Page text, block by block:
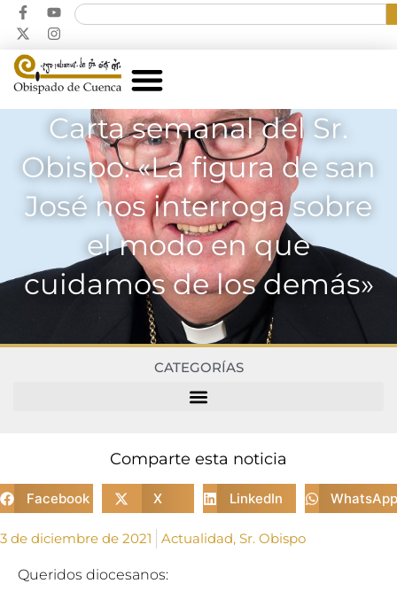
Carta semanal del Sr.
Obispo: «La figura de san
José nos interroga sobre
el modo en que
cuidamos de los demás»
CATEGORÍAS
Comparte esta noticia
Facebook X LinkedIn WhatsApp
3 de diciembre de 2021 Actualidad, Sr. Obispo
Queridos diocesanos: